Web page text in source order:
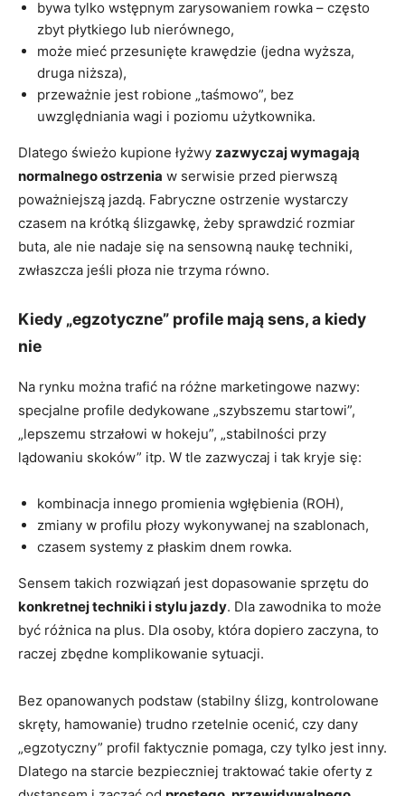
bywa tylko wstępnym zarysowaniem rowka – często
zbyt płytkiego lub nierównego,
może mieć przesunięte krawędzie (jedna wyższa,
druga niższa),
przeważnie jest robione „taśmowo”, bez
uwzględniania wagi i poziomu użytkownika.
Dlatego świeżo kupione łyżwy zazwyczaj wymagają
normalnego ostrzenia w serwisie przed pierwszą
poważniejszą jazdą. Fabryczne ostrzenie wystarczy
czasem na krótką ślizgawkę, żeby sprawdzić rozmiar
buta, ale nie nadaje się na sensowną naukę techniki,
zwłaszcza jeśli płoza nie trzyma równo.
Kiedy „egzotyczne” profile mają sens, a kiedy
nie
Na rynku można trafić na różne marketingowe nazwy:
specjalne profile dedykowane „szybszemu startowi”,
„lepszemu strzałowi w hokeju”, „stabilności przy
lądowaniu skoków” itp. W tle zazwyczaj i tak kryje się:
kombinacja innego promienia wgłębienia (ROH),
zmiany w profilu płozy wykonywanej na szablonach,
czasem systemy z płaskim dnem rowka.
Sensem takich rozwiązań jest dopasowanie sprzętu do
konkretnej techniki i stylu jazdy. Dla zawodnika to może
być różnica na plus. Dla osoby, która dopiero zaczyna, to
raczej zbędne komplikowanie sytuacji.
Bez opanowanych podstaw (stabilny ślizg, kontrolowane
skręty, hamowanie) trudno rzetelnie ocenić, czy dany
„egzotyczny” profil faktycznie pomaga, czy tylko jest inny.
Dlatego na starcie bezpieczniej traktować takie oferty z